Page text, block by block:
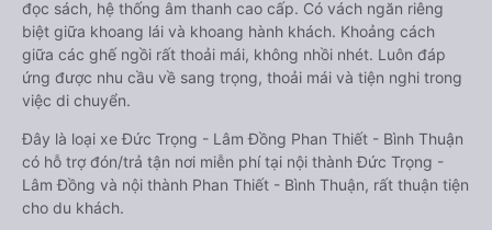
đọc sách, hệ thống âm thanh cao cấp. Có vách ngăn riêng
biệt giữa khoang lái và khoang hành khách. Khoảng cách
giữa các ghế ngồi rất thoải mái, không nhồi nhét. Luôn đáp
ứng được nhu cầu về sang trọng, thoải mái và tiện nghi trong
việc di chuyển.
Đây là loại xe Đức Trọng - Lâm Đồng Phan Thiết - Bình Thuận
có hỗ trợ đón/trả tận nơi miễn phí tại nội thành Đức Trọng -
Lâm Đồng và nội thành Phan Thiết - Bình Thuận, rất thuận tiện
cho du khách.